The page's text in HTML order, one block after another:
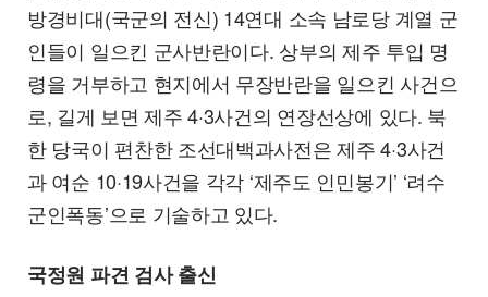
방경비대(국군의 전신) 14연대 소속 남로당 계열 군
인들이 일으킨 군사반란이다. 상부의 제주 투입 명
령을 거부하고 현지에서 무장반란을 일으킨 사건으
로, 길게 보면 제주 4·3사건의 연장선상에 있다. 북
한 당국이 편찬한 조선대백과사전은 제주 4·3사건
과 여순 10·19사건을 각각 ‘제주도 인민봉기’ ‘려수
군인폭동’으로 기술하고 있다.
국정원 파견 검사 출신